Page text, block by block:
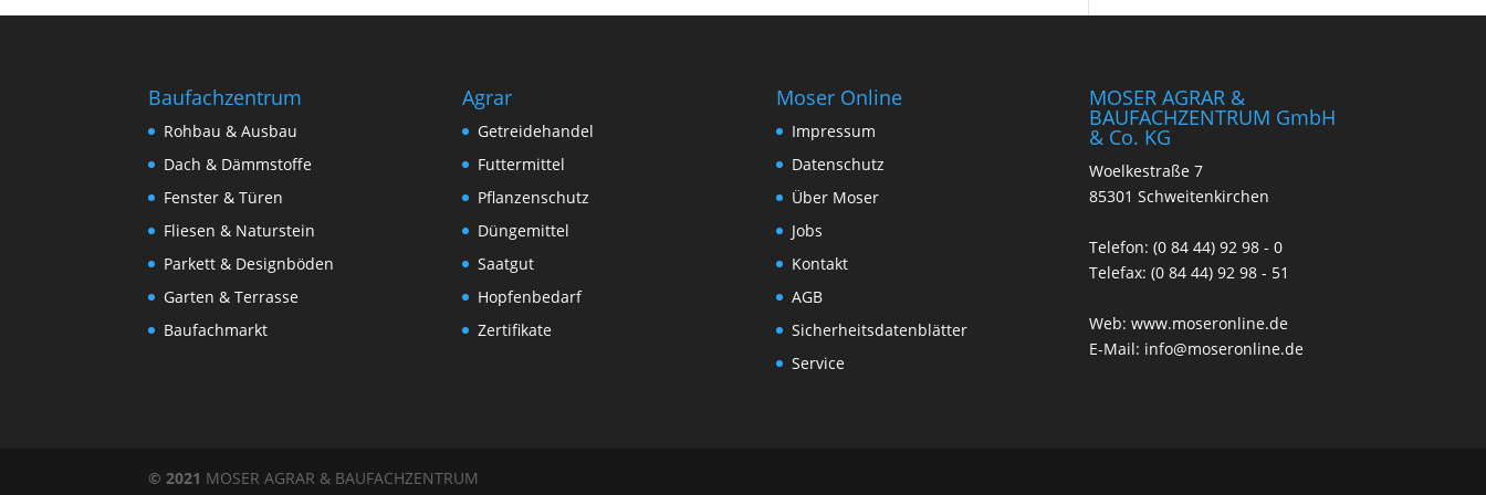
Baufachzentrum
Rohbau & Ausbau
Dach & Dämmstoffe
Fenster & Türen
Fliesen & Naturstein
Parkett & Designböden
Garten & Terrasse
Baufachmarkt
Agrar
Getreidehandel
Futtermittel
Pflanzenschutz
Düngemittel
Saatgut
Hopfenbedarf
Zertifikate
Moser Online
Impressum
Datenschutz
Über Moser
Jobs
Kontakt
AGB
Sicherheitsdatenblätter
Service
MOSER AGRAR &
BAUFACHZENTRUM GmbH
& Co. KG
Woelkestraße 7
85301 Schweitenkirchen
Telefon: (0 84 44) 92 98 - 0
Telefax: (0 84 44) 92 98 - 51
Web:www.moseronline.de
E-Mail: info@moseronline.de
© 2021 MOSER AGRAR & BAUFACHZENTRUM